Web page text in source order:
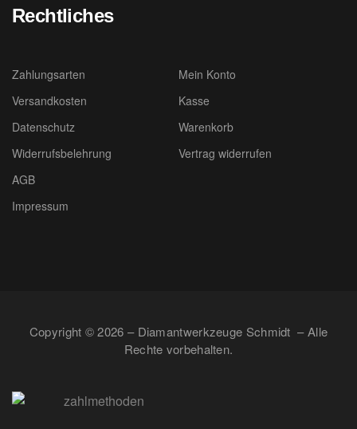
Rechtliches
Zahlungsarten
Versandkosten
Datenschutz
Widerrufsbelehrung
AGB
Impressum
Mein Konto
Kasse
Warenkorb
Vertrag widerrufen
Copyright © 2026 – Diamantwerkzeuge Schmidt – Alle
Rechte vorbehalten.